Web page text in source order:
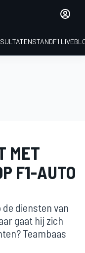
STANDF1
MET
F1-AUTO
diensten van
gaat hij zich
Teambaas